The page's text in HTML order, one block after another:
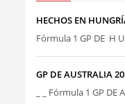
HECHOS EN
Fórmula 1 GP DE H U
GP DE AUSTRALIA
_ _ Fórmula 1 GP